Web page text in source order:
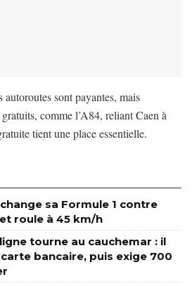
sont payantes, mais
comme l’A84, reliant Caen à
tient une place essentielle.
sa Formule 1 contre
roule à 45 km/h
tourne au cauchemar : il
bancaire, puis exige 700